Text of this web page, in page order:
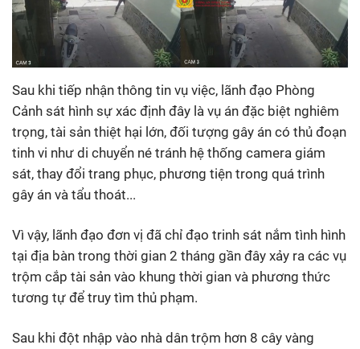
Sau khi tiếp nhận thông tin vụ việc, lãnh đạo Phòng
Cảnh sát hình sự xác định đây là vụ án đặc biệt nghiêm
trọng, tài sản thiệt hại lớn, đối tượng gây án có thủ đoạn
tinh vi như di chuyển né tránh hệ thống camera giám
sát, thay đổi trang phục, phương tiện trong quá trình
gây án và tẩu thoát...
Vì vậy, lãnh đạo đơn vị đã chỉ đạo trinh sát nắm tình hình
tại địa bàn trong thời gian 2 tháng gần đây xảy ra các vụ
trộm cắp tài sản vào khung thời gian và phương thức
tương tự để truy tìm thủ phạm.
Sau khi đột nhập vào nhà dân trộm hơn 8 cây vàng